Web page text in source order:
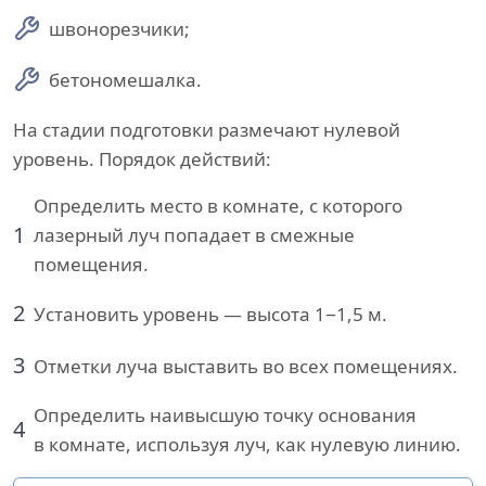
швонорезчики;
бетономешалка.
На стадии подготовки размечают нулевой
уровень. Порядок действий:
1
Определить место в комнате, с которого
лазерный луч попадает в смежные
помещения.
2 Установить уровень — высота 1−1,5 м.
3 Отметки луча выставить во всех помещениях.
4 Определить наивысшую точку основания
в комнате, используя луч, как нулевую линию.